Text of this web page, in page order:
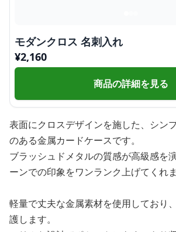
モダンクロス 名刺入れ
¥2,160
商品の詳細を見る
表面にクロスデザインを施した、シン
のある金属カードケースです。
ブラッシュドメタルの質感が高級感を
ーンでの印象をワンランク上げてくれま
軽量で丈夫な金属素材を使用しており
護します。